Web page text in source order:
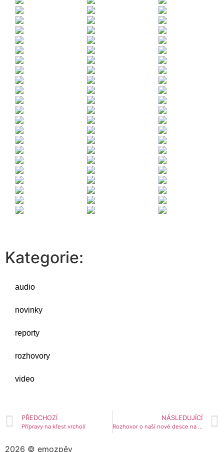
Kategorie:
audio
novinky
reporty
rozhovory
video
PŘEDCHOZÍ
Přípravy na křest vrcholí
NÁSLEDUJÍCÍ
Rozhovor o naší nové desce na rádiu Proglas
2026 © emozpěv